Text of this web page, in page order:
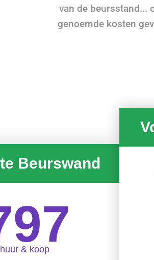
van de beursstand...
genoemde kosten
Beurswand
& koop